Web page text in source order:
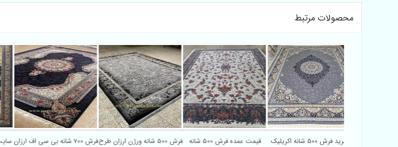
محصولات مرتبط
فرش 700 شانه بی سی اف ارزان
فرش 500 شانه ورژن ارزان طرح
قیمت عمده فرش 500 شانه
خرید فرش 500 شانه اکریلیک